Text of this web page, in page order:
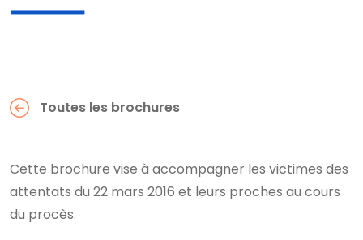
Toutes les brochures
Cette brochure vise à accompagner les victimes des
attentats du 22 mars 2016 et leurs proches au cours
du procès.